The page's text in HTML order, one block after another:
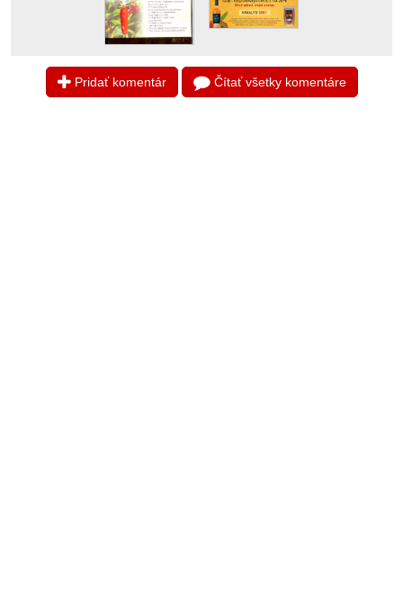
Pridať komentár Čítať všetky komentáre